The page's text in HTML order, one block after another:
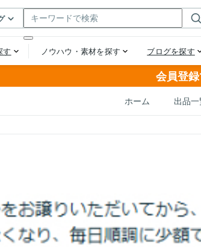
会員登
ホーム 出品